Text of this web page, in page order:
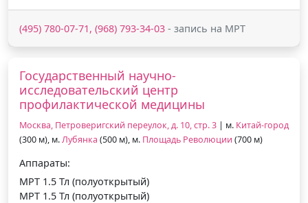
(495) 780-07-71, (968) 793-34-03 - запись на МРТ
Государственный научно-
исследовательский центр
профилактической медицины
Москва, Петроверигский переулок, д. 10, стр. 3 | м. Китай-город
(300 м), м.Лубянка (500 м), м. Площадь Революции (700 м)
Аппараты:
МРТ 1.5 Тл (полуоткрытый)
МРТ 1.5 Тл (полуоткрытый)